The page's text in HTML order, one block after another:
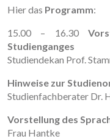
Hier das Programm:
15.00 – 16.30
Studienganges
Studiendekan Prof.
Hinweise zur
Studienfachberater Dr.
Vorstellung des
Frau Hantke